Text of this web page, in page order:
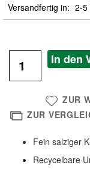
Versandfertig in
2-5
In den
ZUR
ZUR
Fein salziger
Recycelbare